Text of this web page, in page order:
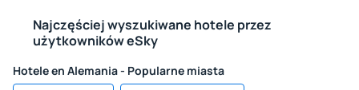
Najczęściej wyszukiwane hotele przez
użytkowników eSky
Hotele en Alemania - Popularne miasta